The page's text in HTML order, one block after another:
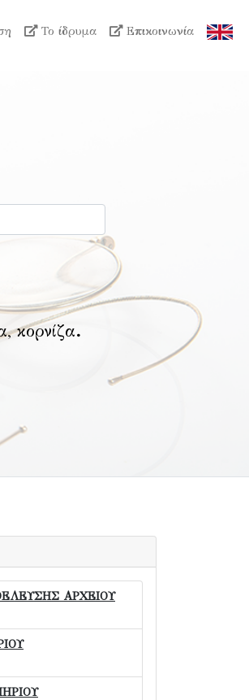
Το ίδρυμα Επικοινωνία
κορνίζα.
ΑΡΧΕΙΟΥ